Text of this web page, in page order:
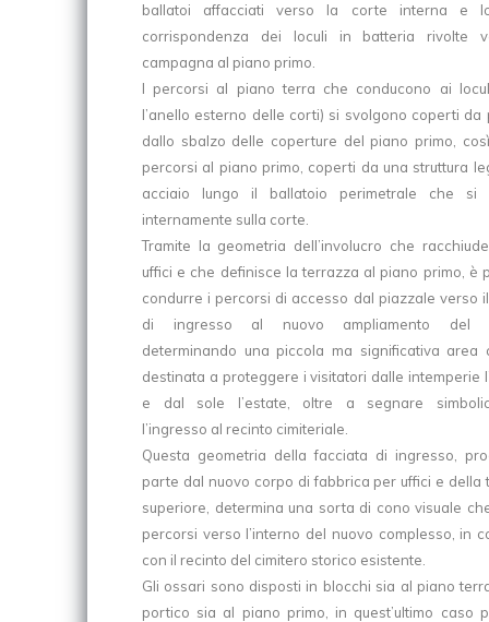
ballatoi affacciati verso la corte interna e
corrispondenza dei loculi in batteria rivolte
campagna al piano primo.
I percorsi al piano terra che conducono ai
l’anello esterno delle corti) si svolgono coperti da
dallo sbalzo delle coperture del piano primo,
percorsi al piano primo, coperti da una struttura
acciaio lungo il ballatoio perimetrale che si
internamente sulla corte.
Tramite la geometria dell’involucro che
uffici e che definisce la terrazza al piano primo, è
condurre i percorsi di accesso dal piazzale verso
di ingresso al nuovo ampliamento del
determinando una piccola ma significativa area
destinata a proteggere i visitatori dalle intemperie
e dal sole l’estate, oltre a segnare
l’ingresso al recinto cimiteriale.
Questa geometria della facciata di ingresso,
parte dal nuovo corpo di fabbrica per uffici e della
superiore, determina una sorta di cono visuale
percorsi verso l’interno del nuovo complesso, in
con il recinto del cimitero storico esistente.
Gli ossari sono disposti in blocchi sia al piano
portico sia al piano primo, in quest’ultimo caso